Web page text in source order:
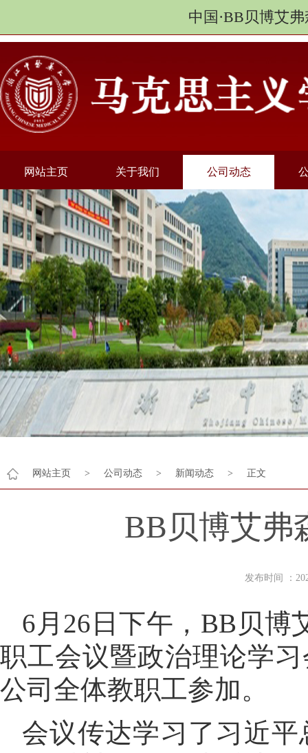
中国·BB贝博艾
网站主页 关于我们 公司动态
网站主页 > 公司动态 > 新闻动态 > 正文
BB贝博艾弗
发布时间 ：
6月26日下午，BB贝博
职工会议暨政治理论学
公司全体教职工参加。
会议传达学习了习近